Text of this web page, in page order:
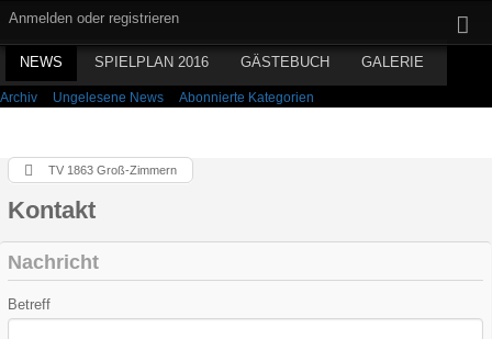
Anmelden oder registrieren
NEWS SPIELPLAN 2016 GÄSTEBUCH GALERIE
Archiv Ungelesene News Abonnierte Kategorien
TV 1863 Groß-Zimmern
Kontakt
Nachricht
Betreff